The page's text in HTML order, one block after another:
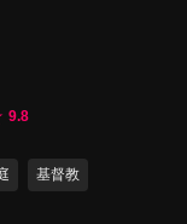
9.8
基督教